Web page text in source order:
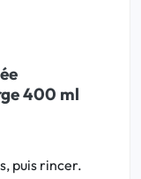
400 ml
puis rincer.